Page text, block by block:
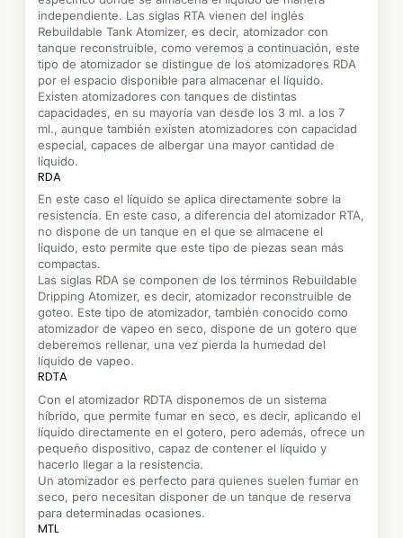
independiente. Las siglas RTA vienen del inglés
Rebuildable Tank Atomizer, es decir, atomizador con
tanque reconstruible, como veremos a continuación, este
tipo de atomizador se distingue de los atomizadores RDA
por el espacio disponible para almacenar el líquido.
Existen atomizadores con tanques de distintas
capacidades, en su mayoría van desde los 3 ml. a los 7
ml., aunque también existen atomizadores con capacidad
especial, capaces de albergar una mayor cantidad de
líquido.
RDA
En este caso el líquido se aplica directamente sobre la
resistencia. En este caso, a diferencia del atomizador RTA,
no dispone de un tanque en el que se almacene el
líquido, esto permite que este tipo de piezas sean más
compactas.
Las siglas RDA se componen de los términos Rebuildable
Dripping Atomizer, es decir, atomizador reconstruible de
goteo. Este tipo de atomizador, también conocido como
atomizador de vapeo en seco, dispone de un gotero que
deberemos rellenar, una vez pierda la humedad del
líquido de vapeo.
RDTA
Con el atomizador RDTA disponemos de un sistema
híbrido, que permite fumar en seco, es decir, aplicando el
líquido directamente en el gotero, pero además, ofrece un
pequeño dispositivo, capaz de contener el líquido y
hacerlo llegar a la resistencia.
Un atomizador es perfecto para quienes suelen fumar en
seco, pero necesitan disponer de un tanque de reserva
para determinadas ocasiones.
MTL